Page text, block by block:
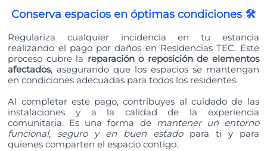
Conserva espacios en óptimas condiciones 🛠️
Regulariza cualquier incidencia en tu estancia
realizando el pago por daños en Residencias TEC. Este
proceso cubre la reparación o reposición de elementos
afectados, asegurando que los espacios se mantengan
en condiciones adecuadas para todos los residentes.
Al completar este pago, contribuyes al cuidado de las
instalaciones y a la calidad de la experiencia
comunitaria. Es una forma de mantener un entorno
funcional, seguro y en buen estadopara ti y para
quienes comparten el espacio contigo.